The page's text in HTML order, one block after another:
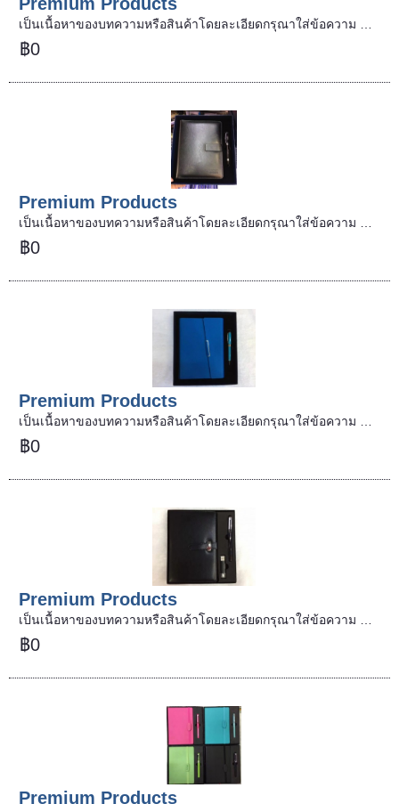
เป็นเนื้อหาของบทความหรือสินค้าโดยละเอียดกรุณาใส่ข้อความ …
฿0
Premium Products
เป็นเนื้อหาของบทความหรือสินค้าโดยละเอียดกรุณาใส่ข้อความ …
฿0
Premium Products
เป็นเนื้อหาของบทความหรือสินค้าโดยละเอียดกรุณาใส่ข้อความ …
฿0
Premium Products
เป็นเนื้อหาของบทความหรือสินค้าโดยละเอียดกรุณาใส่ข้อความ …
฿0
Premium Products